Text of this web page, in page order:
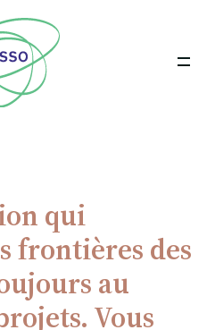
qui
frontières des
au
Vous